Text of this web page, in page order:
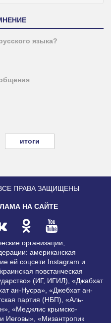
языка?
итоги
ПРАВА ЗАЩИЩЕНЫ
НА САЙТЕ
организации,
американская
ей соцсети Instagram и
повстанческая
(ИГ, ИГИЛ), «Джабхат
ан-Нусра», «Джебхат ан-
партия (НБП), «Аль-
«Меджлис крымско-
Иеговы», «Мизантропик